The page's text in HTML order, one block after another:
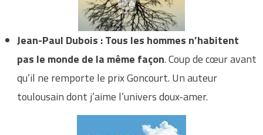
Jean-Paul Dubois : Tous les hommes n’habitent
pas le monde de la même façon. Coup de cœur avant
qu’il ne remporte le prix Goncourt. Un auteur
toulousain dont j’aime l’univers doux-amer.